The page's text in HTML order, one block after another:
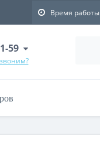
Время работы
59